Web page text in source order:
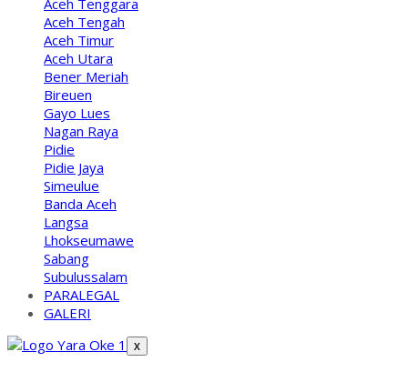
Aceh Tenggara
Aceh Tengah
Aceh Timur
Aceh Utara
Bener Meriah
Bireuen
Gayo Lues
Nagan Raya
Pidie
Pidie Jaya
Simeulue
Banda Aceh
Langsa
Lhokseumawe
Sabang
Subulussalam
PARALEGAL
GALERI
X